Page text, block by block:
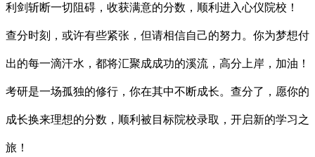
利剑斩断一切阻碍，收获满意的分数，顺利进入心仪院校！
查分时刻，或许有些紧张，但请相信自己的努力。你为梦想付
出的每一滴汗水，都将汇聚成成功的溪流，高分上岸，加油！
考研是一场孤独的修行，你在其中不断成长。查分了，愿你的
成长换来理想的分数，顺利被目标院校录取，开启新的学习之
旅！